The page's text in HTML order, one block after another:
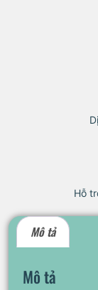
Hỗ
Mô tả
Mô tả